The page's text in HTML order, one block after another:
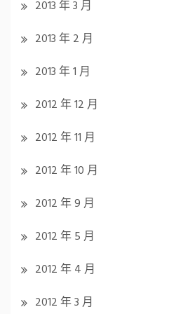
2013 年 3 月
2013 年 2 月
2013 年 1 月
2012 年 12 月
2012 年 11 月
2012 年 10 月
2012 年 9 月
2012 年 5 月
2012 年 4 月
2012 年 3 月